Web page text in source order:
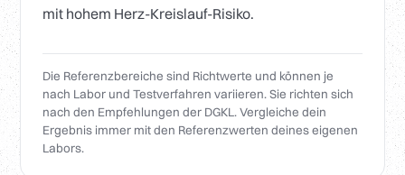
mit hohem Herz-Kreislauf-Risiko.
Die Referenzbereiche sind Richtwerte und können je
nach Labor und Testverfahren variieren. Sie richten sich
nach den Empfehlungen der DGKL. Vergleiche dein
Ergebnis immer mit den Referenzwerten deines eigenen
Labors.